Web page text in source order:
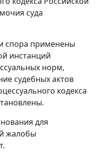
суда
спора применены
инстанций
норм,
судебных актов
кодекса
для
жалобы